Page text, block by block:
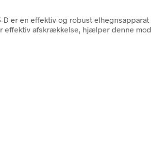
D er en effektiv og robust
effektiv afskrækkelse, hjælper denne